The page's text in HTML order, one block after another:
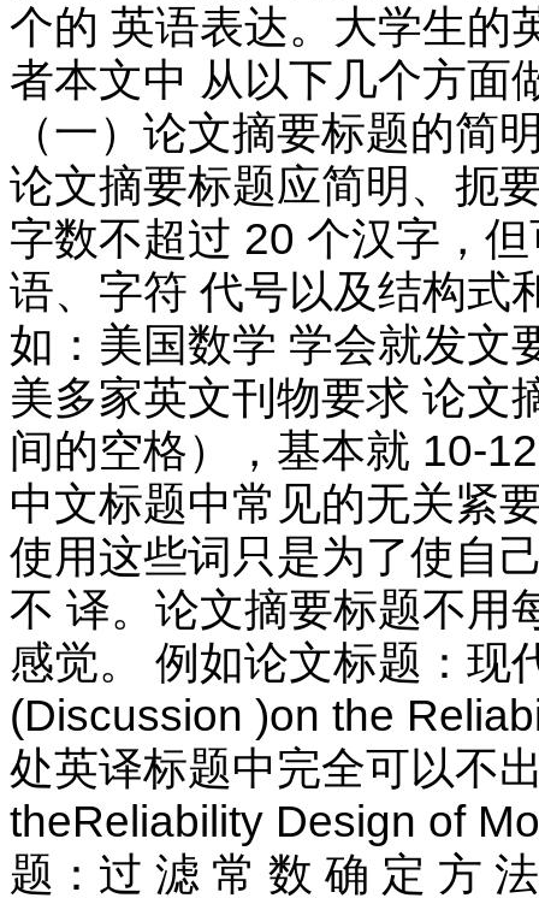
个的 英语表达。大学生的
者本文中 从以下几个方面
（一）论文摘要标题的简
论文摘要标题应简明、扼
字数不超过 20 个汉字，
语、字符 代号以及结构式
如：美国数学 学会就发文
美多家英文刊物要求 论文
间的空格），基本就 10-
中文标题中常见的无关紧
使用这些词只是为了使自
不 译。论文摘要标题不用
感觉。 例如论文标题：
(Discussion )on the
处英译标题中完全可以不
theReliability Design of
题：过 滤 常 数 确 定 方